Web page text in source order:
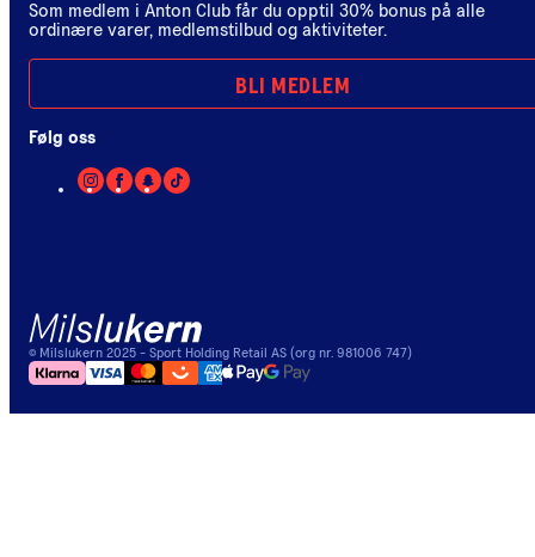
Som medlem i Anton Club får du opptil 30% bonus på alle
ordinære varer, medlemstilbud og aktiviteter.
BLI MEDLEM
Følg oss
© Milslukern 2025 - Sport Holding Retail AS (org nr. 981006 747)